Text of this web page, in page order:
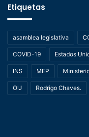
Etiquetas
asamblea legislativa
COVID-19 Estados
INS MEP
OIJ Rodrigo Chaves.